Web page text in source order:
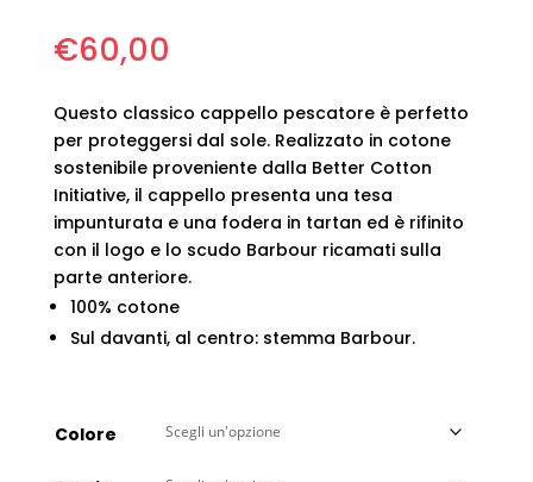
€60,00
Questo classico cappello pescatore è perfetto
per proteggersi dal sole. Realizzato in cotone
sostenibile proveniente dalla Better Cotton
Initiative, il cappello presenta una tesa
impunturata e una fodera in tartan ed è rifinito
con il logo e lo scudo Barbour ricamati sulla
parte anteriore.
100% cotone
Sul davanti, al centro: stemma Barbour.
Colore